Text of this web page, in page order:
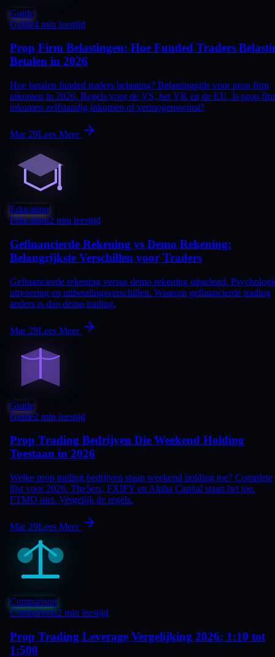
Guide
Guide4 min leestijd
Prop Firm Belastingen: Hoe Funded Traders
Betalen in 2026
Hoe betalen funded traders belasting? Belastinggids voor prop firm
inkomen in 2026. Regels voor de VS, het VK en de EU. Is prop
inkomen zelfstandig inkomen of vermogenswinst?
Mar 29Lees Meer
Education
Education2 min leestijd
Gefinancierde Rekening vs Demo Rekening:
Belangrijkste Verschillen voor Traders
Gefinancierde rekening versus demo rekening uitgelegd.
uitvoering en uitbetalingsverschillen. Waarom gefinancierde trading
anders is dan demo trading.
Mar 29Lees Meer
Guide
Guide2 min leestijd
Prop Trading Bedrijven Die Weekend Holding
Toestaan in 2026
Welke prop trading bedrijven staan weekend holding toe? Complete
lijst voor 2026. The5ers, FXIFY en Alpha Capital staan het toe.
FTMO niet. Vergelijk de regels.
Mar 29Lees Meer
Comparison
Comparison2 min leestijd
Prop Trading Leverage Vergelijking 2026: 1:10 tot
1:500